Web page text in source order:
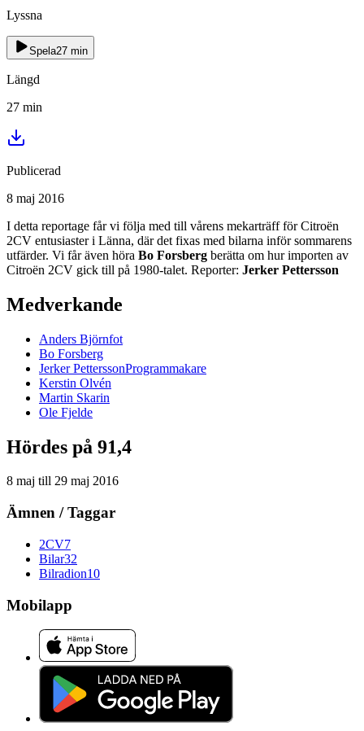
Lyssna
Spela27 min
Längd
27 min
Publicerad
8 maj 2016
I detta reportage får vi följa med till vårens mekarträff för Citroën
2CV entusiaster i Länna, där det fixas med bilarna inför sommarens
utfärder. Vi får även höra Bo Forsberg berätta om hur importen av
Citroën 2CV gick till på 1980-talet. Reporter: Jerker Pettersson
Medverkande
Anders Björnfot
Bo Forsberg
Jerker PetterssonProgrammakare
Kerstin Olvén
Martin Skarin
Ole Fjelde
Hördes på 91,4
8 maj till 29 maj 2016
Ämnen / Taggar
2CV7
Bilar32
Bilradion10
Mobilapp